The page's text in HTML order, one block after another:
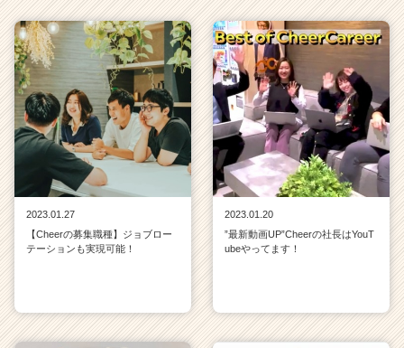
2023.01.27
【Cheerの募集職種】ジョブロー
テーションも実現可能！
2023.01.20
”最新動画UP”Cheerの社長はYouT
ubeやってます！